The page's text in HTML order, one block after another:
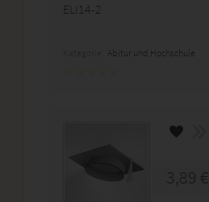
ELI14-2
Abitur und Hochschule
3,89 €